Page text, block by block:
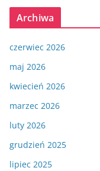
Archiwa
czerwiec 2026
maj 2026
kwiecień 2026
marzec 2026
luty 2026
grudzień 2025
lipiec 2025